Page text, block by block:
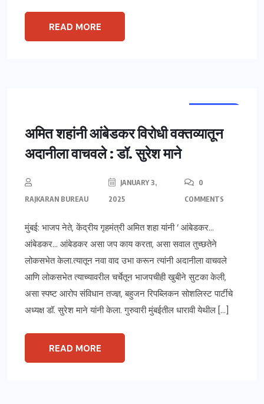
READ MORE
अमित शहांनी आंबेडकर विरोधी वक्तव्यातून
अदानीला वाचवले : डॉ. सुरेश माने
RAJKARAN BUREAU
JANUARY 3,
2025
0
COMMENTS
मुंबई: भाजप नेते, केंद्रीय गृहमंत्री अमित शहा यांनी ‘ आंबेडकर…
आंबेडकर… आंबेडकर असा जप काय करता, असा सवाल तुच्छतेने
लोकसभेत केला.त्यातून नवा वाद उभा करून त्यांनी अदानीला वाचवले
आणि लोकसभेत त्याच्यावरील चर्चेतून भाजपचीही खुबीने सुटका केली,
असा स्पष्ट आरोप संविधान तज्ज्ञ, बहुजन रिपब्लिकन सोशलिस्ट पार्टीचे
अध्यक्ष डॉ. सुरेश माने यांनी केला. गुरुवारी मुंबईतील धारावी येथील […]
READ MORE